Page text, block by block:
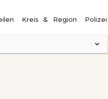
Kreis & Region Polizei